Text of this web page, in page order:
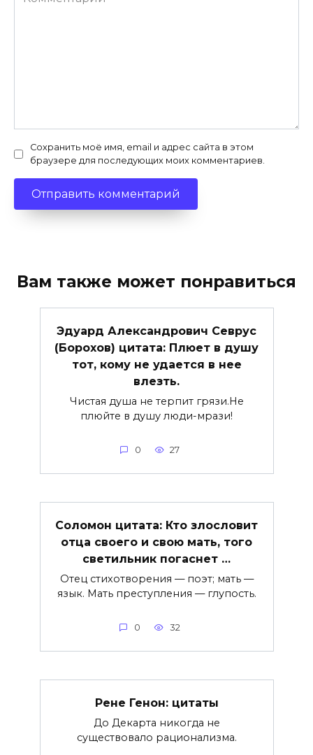
Сохранить моё имя, email и адрес сайта в этом
браузере для последующих моих комментариев.
Вам также может понравиться
Эдуард Александрович Севрус
(Борохов) цитата: Плюет в душу
тот, кому не удается в нее
влезть.
Чистая душа не терпит грязи.Не
плюйте в душу люди-мрази!
0 27
Соломон цитата: Кто злословит
отца своего и свою мать, того
светильник погаснет …
Отец стихотворения — поэт; мать —
язык. Мать преступления — глупость.
0 32
Рене Генон: цитаты
До Декарта никогда не
существовало рационализма.